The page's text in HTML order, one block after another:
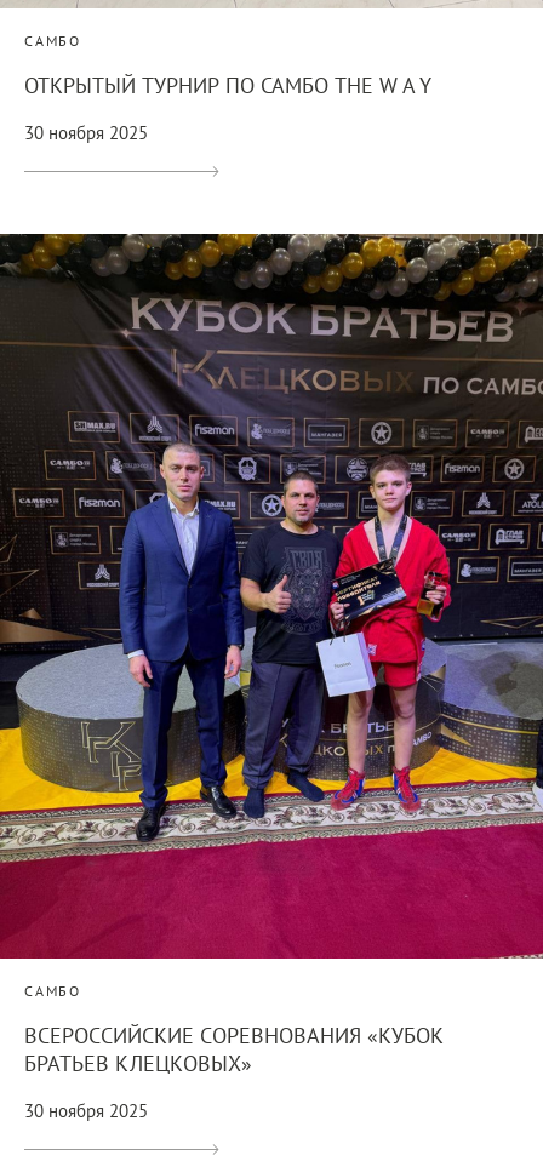
САМБО
ОТКРЫТЫЙ ТУРНИР ПО САМБО THE W A Y
30 ноября 2025
САМБО
ВСЕРОССИЙСКИЕ СОРЕВНОВАНИЯ «КУБОК
БРАТЬЕВ КЛЕЦКОВЫХ»
30 ноября 2025